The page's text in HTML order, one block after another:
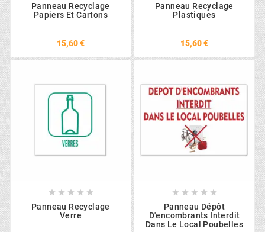
Panneau Recyclage
Papiers Et Cartons
15,60 €
Panneau Recyclage
Plastiques
15,60 €
    
Panneau Recyclage
Verre
    
Panneau Dépôt
D'encombrants Interdit
Dans Le Local Poubelles